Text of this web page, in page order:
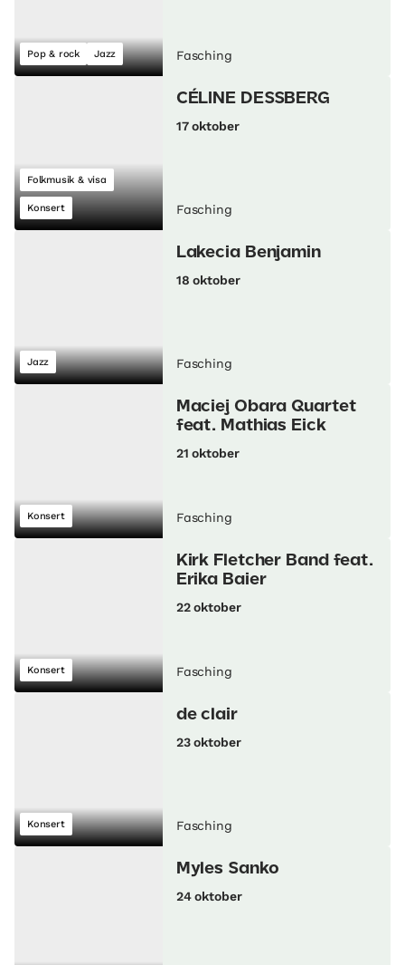
Pop & rock Jazz Fasching
Folkmusik & visa
Konsert
CÉLINE DESSBERG
17 oktober
Fasching
Jazz
Lakecia Benjamin
18 oktober
Fasching
Konsert
Maciej Obara Quartet
feat. Mathias Eick
21 oktober
Fasching
Konsert
Kirk Fletcher Band feat.
Erika Baier
22 oktober
Fasching
Konsert
de clair
23 oktober
Fasching
Myles Sanko
24 oktober